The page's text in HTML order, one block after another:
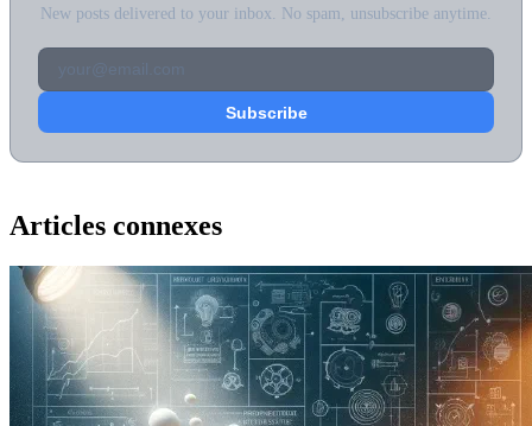
New posts delivered to your inbox. No spam, unsubscribe anytime.
Articles connexes